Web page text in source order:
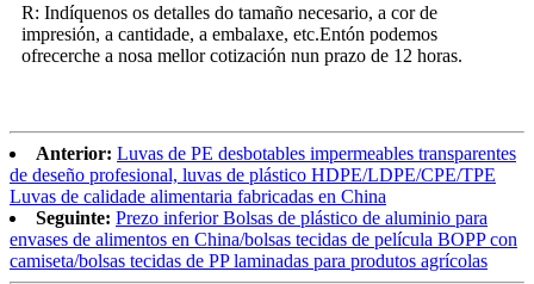
R: Indíquenos os detalles do tamaño necesario, a cor de
impresión, a cantidade, a embalaxe, etc.Entón podemos
ofrecerche a nosa mellor cotización nun prazo de 12 horas.
Anterior: Luvas de PE desbotables impermeables transparentes
de deseño profesional, luvas de plástico HDPE/LDPE/CPE/TPE
Luvas de calidade alimentaria fabricadas en China
Seguinte: Prezo inferior Bolsas de plástico de aluminio para
envases de alimentos en China/bolsas tecidas de película BOPP con
camiseta/bolsas tecidas de PP laminadas para produtos agrícolas